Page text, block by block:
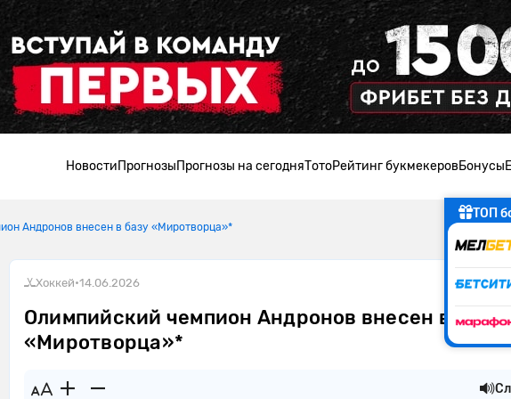
НовостиПрогнозыПрогнозы на сегодняТотоРейтинг букмекеровБонусы
ТОП
Андронов внесен в базу «Миротворца»*
Хоккей•14.06.2026
Олимпийский чемпион Андронов внесен в базу
«Миротворца»*